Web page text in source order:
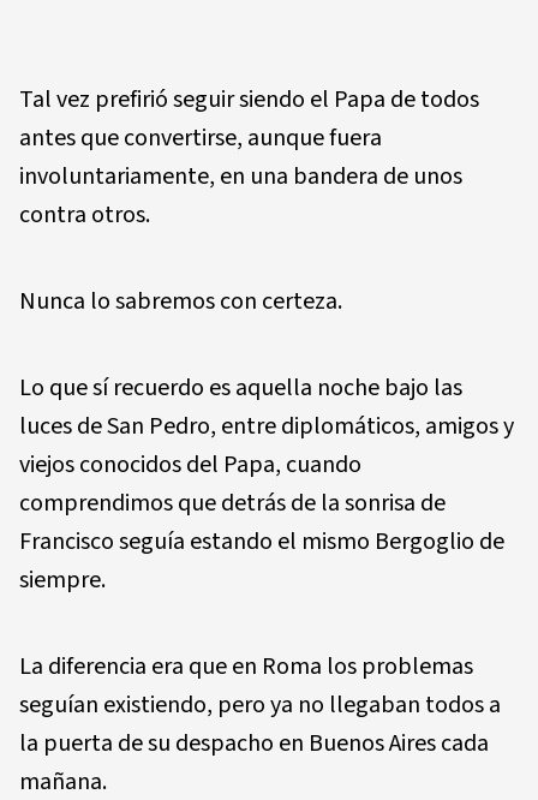
Tal vez prefirió seguir siendo el Papa de todos
antes que convertirse, aunque fuera
involuntariamente, en una bandera de unos
contra otros.
Nunca lo sabremos con certeza.
Lo que sí recuerdo es aquella noche bajo las
luces de San Pedro, entre diplomáticos, amigos y
viejos conocidos del Papa, cuando
comprendimos que detrás de la sonrisa de
Francisco seguía estando el mismo Bergoglio de
siempre.
La diferencia era que en Roma los problemas
seguían existiendo, pero ya no llegaban todos a
la puerta de su despacho en Buenos Aires cada
mañana.